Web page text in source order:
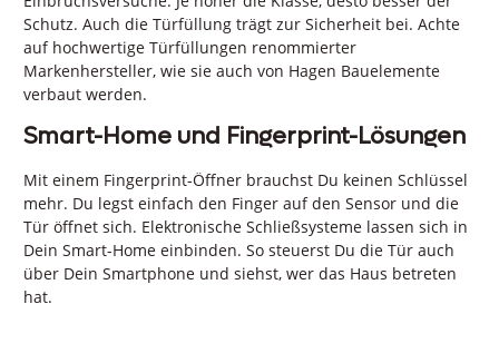
Schutz. Auch die Türfüllung trägt zur Sicherheit bei. Achte
auf hochwertige Türfüllungen renommierter
Markenhersteller, wie sie auch von Hagen Bauelemente
verbaut werden.
Smart-Home und Fingerprint-Lösungen
Mit einem Fingerprint-Öffner brauchst Du keinen Schlüssel
mehr. Du legst einfach den Finger auf den Sensor und die
Tür öffnet sich. Elektronische Schließsysteme lassen sich in
Dein Smart-Home einbinden. So steuerst Du die Tür auch
über Dein Smartphone und siehst, wer das Haus betreten
hat.